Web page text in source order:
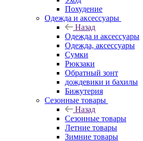
Похудение
Одежда и аксессуары
Назад
Одежда и аксессуары
Одежда, аксессуары
Сумки
Рюкзаки
Обратный зонт
дождевики и бахилы
Бижутерия
Сезонные товары
Назад
Сезонные товары
Летние товары
Зимние товары